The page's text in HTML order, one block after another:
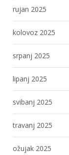
rujan 2025
kolovoz 2025
srpanj 2025
lipanj 2025
svibanj 2025
travanj 2025
ožujak 2025